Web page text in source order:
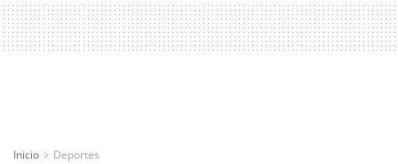
Inicio Deportes